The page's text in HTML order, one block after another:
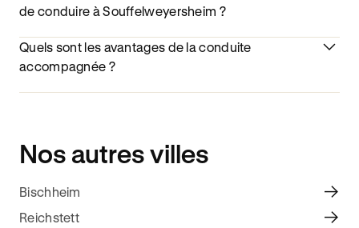
de conduire à Souffelweyersheim ?
Quels sont les avantages de la conduite
accompagnée ?
Nos autres villes
Bischheim
Reichstett